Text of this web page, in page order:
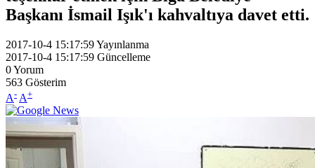
Başkanı İsmail Işık'ı kahvaltıya davet etti.
2017-10-4 15:17:59Yayınlanma
2017-10-4 15:17:59 Güncelleme
0Yorum
563 Gösterim
A- A+